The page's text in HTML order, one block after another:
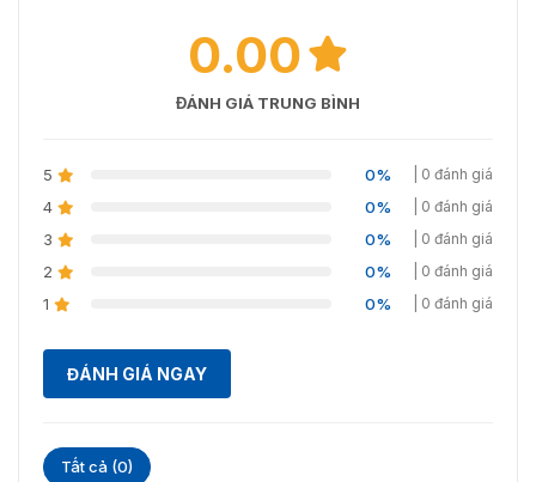
Thiết bị sử dụng nguồn điện từ
110 đến 240 VAC/24 VAC/8 đến
36 VDC/PoE (802.3 at/af)
0.00
ĐÁNH GIÁ TRUNG BÌNH
5 0% | 0 đánh giá
4 0% | 0 đánh giá
3 0% | 0 đánh giá
2 0% | 0 đánh giá
1 0% | 0 đánh giá
ĐÁNH GIÁ NGAY
Tất cả (0)